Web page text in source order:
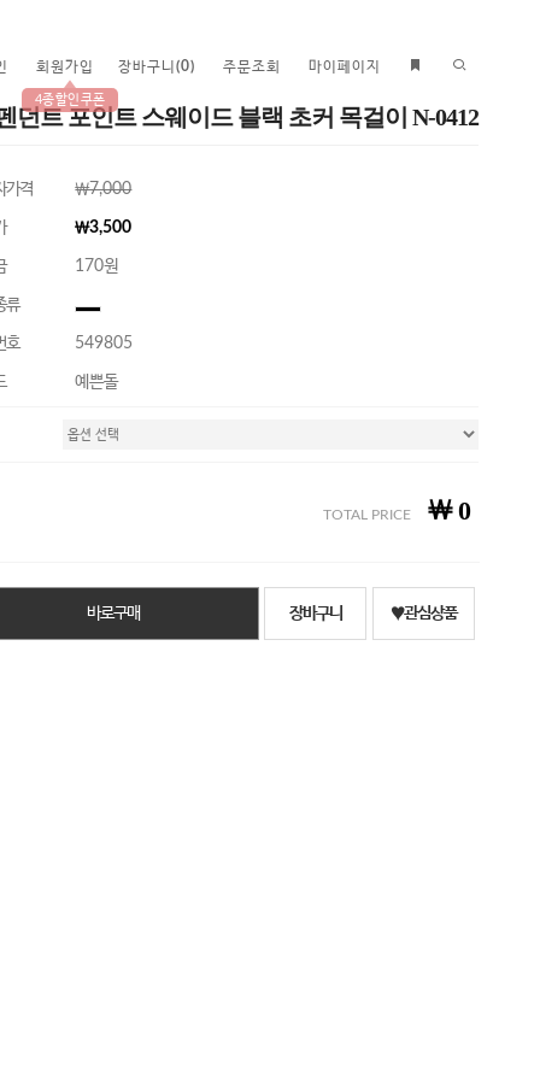
회원가입
4종할인쿠폰
장바구니 (0) 주문조회 마이페이지
던트 포인트 스웨이드 블랙 초커 목걸이 N-0412
가격 ￦7,000
￦3,500
170원
류
호 549805
예쁜돌
TOTAL PRICE ￦0
바로구매 장바구니 ♥관심상품